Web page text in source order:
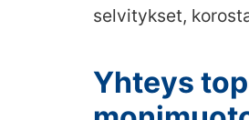
selvitykset,
Yhteys